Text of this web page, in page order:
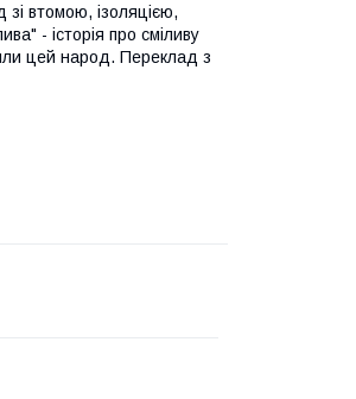
зі втомою, ізоляцією,
- історія про сміливу
цей народ. Переклад з